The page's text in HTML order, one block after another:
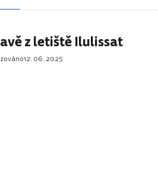
z letiště Ilulissat
12. 06. 2025